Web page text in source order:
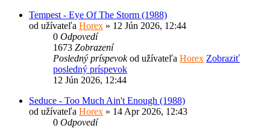
Tempest - Eye Of The Storm (1988)
od užívateľa Horex » 12 Jún 2026, 12:44
0 Odpovedí
1673 Zobrazení
Posledný príspevokod užívateľa Horex Zobraziť
posledný príspevok
12 Jún 2026, 12:44
Seduce - Too Much Ain't Enough (1988)
od užívateľa Horex » 14 Apr 2026, 12:43
0 Odpovedí